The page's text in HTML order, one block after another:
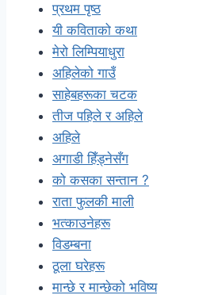
प्रथम पृष्ठ
यी कविताको कथा
मेरो लिम्पियाधुरा
अहिलेको गाउँ
साहेबहरूका चटक
तीज पहिले र अहिले
अहिले
अगाडी हिँड्नेसँग
को कसका सन्तान ?
राता फुलकी माली
भत्काउनेहरू
विडम्बना
ठूला घरेहरू
मान्छे र मान्छेको भविष्य